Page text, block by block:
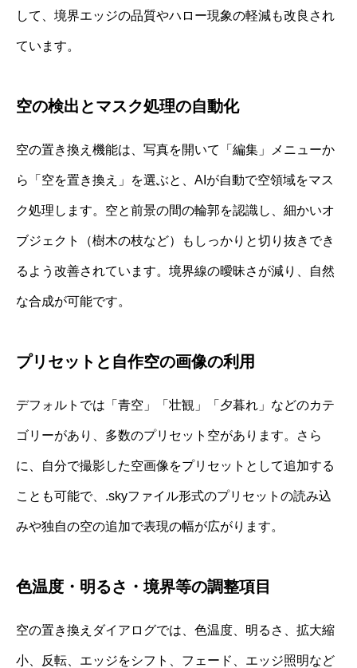
して、境界エッジの品質やハロー現象の軽減も改良され
ています。
空の検出とマスク処理の自動化
空の置き換え機能は、写真を開いて「編集」メニューか
ら「空を置き換え」を選ぶと、AIが自動で空領域をマス
ク処理します。空と前景の間の輪郭を認識し、細かいオ
ブジェクト（樹木の枝など）もしっかりと切り抜きでき
るよう改善されています。境界線の曖昧さが減り、自然
な合成が可能です。
プリセットと自作空の画像の利用
デフォルトでは「青空」「壮観」「夕暮れ」などのカテ
ゴリーがあり、多数のプリセット空があります。さら
に、自分で撮影した空画像をプリセットとして追加する
ことも可能で、.skyファイル形式のプリセットの読み込
みや独自の空の追加で表現の幅が広がります。
色温度・明るさ・境界等の調整項目
空の置き換えダイアログでは、色温度、明るさ、拡大縮
小、反転、エッジをシフト、フェード、エッジ照明など